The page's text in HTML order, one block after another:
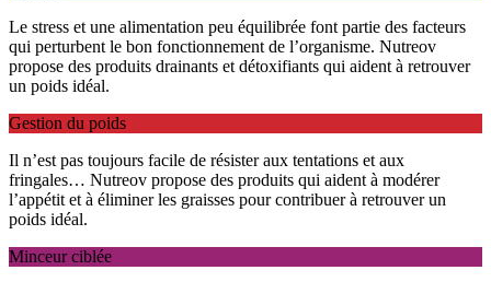
Le stress et une alimentation peu équilibrée font partie des facteurs
qui perturbent le bon fonctionnement de l’organisme. Nutreov
propose des produits drainants et détoxifiants qui aident à retrouver
un poids idéal.
Gestion du poids
Il n’est pas toujours facile de résister aux tentations et aux
fringales… Nutreov propose des produits qui aident à modérer
l’appétit et à éliminer les graisses pour contribuer à retrouver un
poids idéal.
Minceur ciblée